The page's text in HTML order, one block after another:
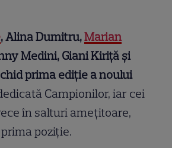
, Alina Dumitru,Marian
Medini, Giani Kiriță și
prima ediție a noului
Campionilor, iar cei
în salturi ameţitoare,
poziție.